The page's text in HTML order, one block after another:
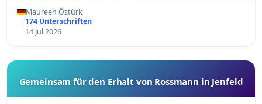
Maureen Öztürk
174 Unterschriften
14 Jul 2026
Gemeinsam für den Erhalt von Rossmann in Jenfeld